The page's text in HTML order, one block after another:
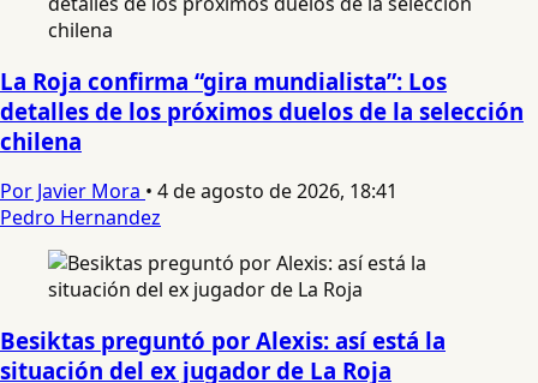
La Roja confirma “gira mundialista”: Los
detalles de los próximos duelos de la selección
chilena
Por Javier Mora • 4 de agosto de 2026, 18:41
Pedro Hernandez
Besiktas preguntó por Alexis: así está la
situación del ex jugador de La Roja